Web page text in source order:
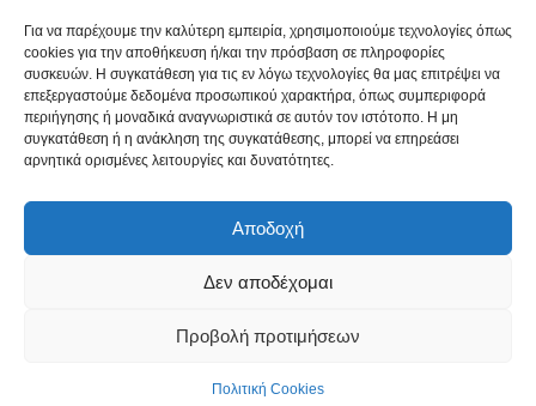
Για να παρέχουμε την καλύτερη εμπειρία, χρησιμοποιούμε τεχνολογίες όπως
cookies για την αποθήκευση ή/και την πρόσβαση σε πληροφορίες
συσκευών. Η συγκατάθεση για τις εν λόγω τεχνολογίες θα μας επιτρέψει να
επεξεργαστούμε δεδομένα προσωπικού χαρακτήρα, όπως συμπεριφορά
περιήγησης ή μοναδικά αναγνωριστικά σε αυτόν τον ιστότοπο. Η μη
συγκατάθεση ή η ανάκληση της συγκατάθεσης, μπορεί να επηρεάσει
αρνητικά ορισμένες λειτουργίες και δυνατότητες.
Αποδοχή
Δεν αποδέχομαι
Προβολή προτιμήσεων
Πολιτική Cookies
ΝΕΑ ΤΟΥ ΠΕΙΡΑΙΑ
ΟΛΥΜΠΙΑΚΟΣ
ΑΛΛΑ ΚΟΙΝΩΝΙΚΑ
ΕΙΔΗΣΕΙΣ ΝΑΥΤΙΛΙΑ
ΟΙΚΟΝΟΜΙΚΑ
ΚΑΛΛΙΤΕΧΝΙΚΑ 822
© Copyright 2014 - 2026 / Designed by pixelheroes.gr